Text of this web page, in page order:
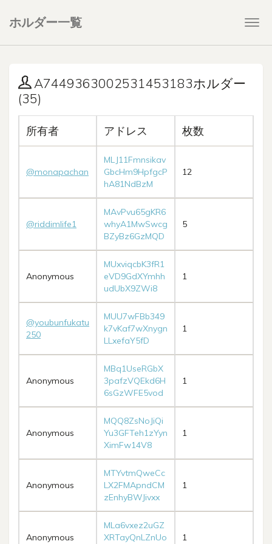
ホルダー一覧
A7449363002531453183ホルダー
(35)
所有者 アドレス 枚数
@monapachan
MLJ11Fmnsikav
GbcHm9HpfgcP
hA81NdBzM
12
@riddimlife1
MAvPvu65gKR6
whyA1MwSwcg
BZyBz6GzMQD
5
Anonymous
MUxviqcbK3fR1
eVD9GdXYmhh
udUbX9ZWi8
1
@youbunfukatu
250
MUU7wFBb349
k7vKaf7wXnygn
LLxefaY5fD
1
Anonymous
MBq1UseRGbX
3pafzVQEkd6H
6sGzWFE5vod
1
Anonymous
MQQ8ZsNoJiQi
Yu3GFTeh1zYyn
XimFw14V8
1
Anonymous
MTYvtmQweCc
LX2FMApndCM
zEnhyBWJivxx
1
Anonymous
MLa6vxez2uGZ
XRTayQnLZnUo
1